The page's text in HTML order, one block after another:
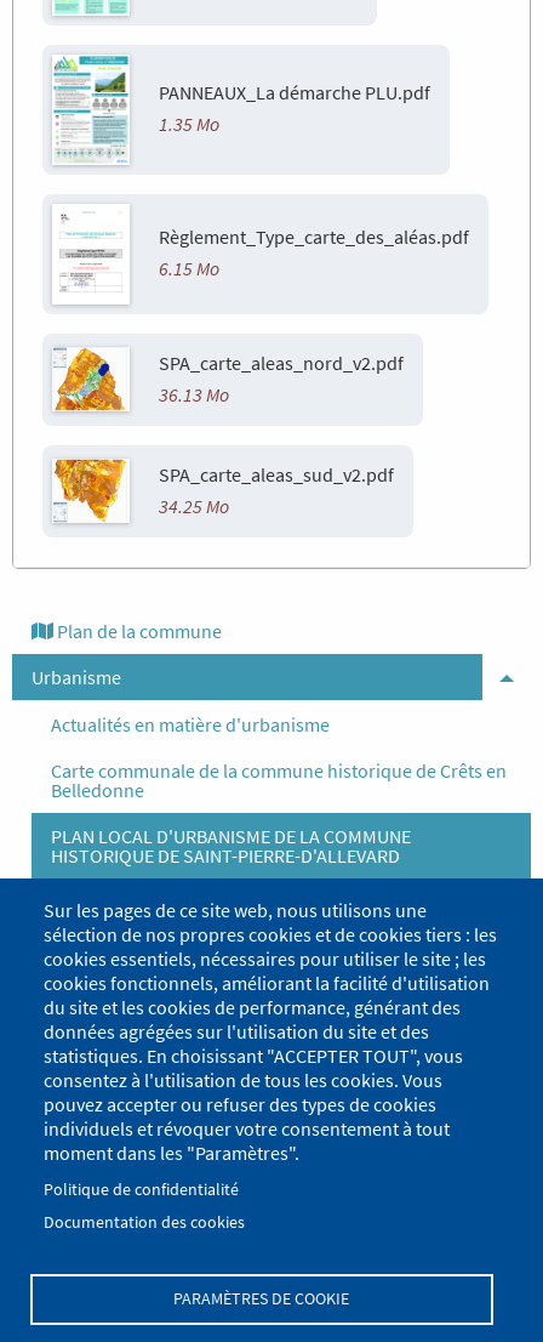
PANNEAUX_La démarche PLU.pdf
1.35 Mo
Règlement_Type_carte_des_aléas.pdf
6.15 Mo
SPA_carte_aleas_nord_v2.pdf
36.13 Mo
SPA_carte_aleas_sud_v2.pdf
34.25 Mo
Sur les pages de ce site web, nous utilisons une
sélection de nos propres cookies et de cookies tiers : les
cookies essentiels, nécessaires pour utiliser le site ; les
cookies fonctionnels, améliorant la facilité d'utilisation
du site et les cookies de performance, générant des
données agrégées sur l'utilisation du site et des
statistiques. En choisissant "ACCEPTER TOUT", vous
consentez à l'utilisation de tous les cookies. Vous
pouvez accepter ou refuser des types de cookies
individuels et révoquer votre consentement à tout
moment dans les "Paramètres".
Politique de confidentialité
Documentation des cookies
PARAMÈTRES DE COOKIE
Plan de la commune
Urbanisme
Actualités en matière d'urbanisme
Carte communale de la commune historique de Crêts en
Belledonne
PLAN LOCAL D'URBANISME DE LA COMMUNE
HISTORIQUE DE SAINT-PIERRE-D'ALLEVARD
Réussir son projet de construction
Environnement
Ordures ménagères et déchèterie
Citoyenneté
Annuaire économique
Sécurité
Concours photos
Les marchés de plein air
Menu